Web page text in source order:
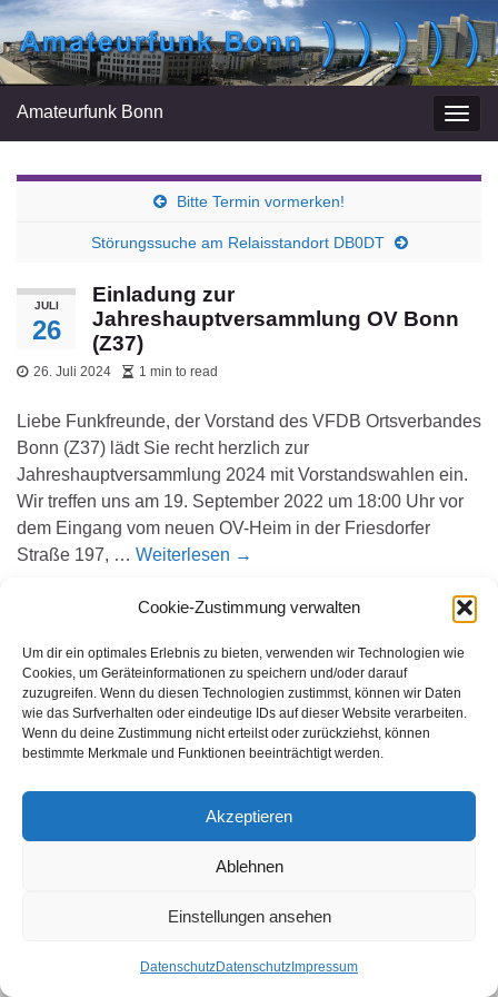
Cookie-Zustimmung verwalten
Um dir ein optimales Erlebnis zu bieten, verwenden wir Technologien wie
Cookies, um Geräteinformationen zu speichern und/oder darauf
zuzugreifen. Wenn du diesen Technologien zustimmst, können wir Daten
wie das Surfverhalten oder eindeutige IDs auf dieser Website verarbeiten.
Wenn du deine Zustimmung nicht erteilst oder zurückziehst, können
bestimmte Merkmale und Funktionen beeinträchtigt werden.
Akzeptieren
Ablehnen
Einstellungen ansehen
DatenschutzDatenschutz Impressum
Amateurfunk Bonn
Bitte Termin vormerken!
Störungssuche am Relaisstandort DB0DT
JULI
26
Einladung zur
Jahreshauptversammlung OV Bonn
(Z37)
26. Juli 2024 1 min to read
Liebe Funkfreunde, der Vorstand des VFDB Ortsverbandes
Bonn (Z37) lädt Sie recht herzlich zur
Jahreshauptversammlung 2024 mit Vorstandswahlen ein.
Wir treffen uns am 19. September 2022 um 18:00 Uhr vor
dem Eingang vom neuen OV-Heim in der Friesdorfer
Straße 197, … Weiterlesen →
Einladung zur Jahreshauptversammlung OV
WER SUCHET DER FINDET
Search for:
© 2026 Amateurfunk Bonn.